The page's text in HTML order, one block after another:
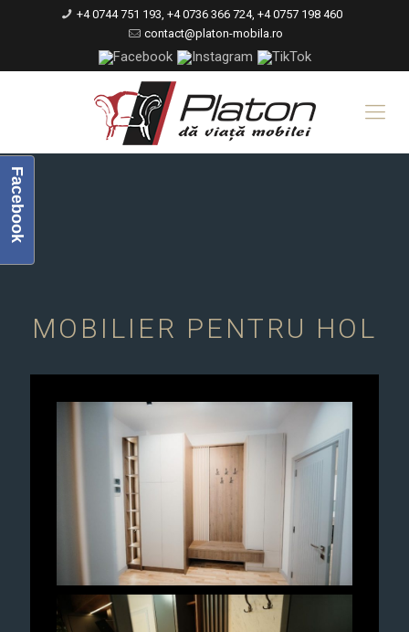
+4 0744 751 193, +4 0736 366 724, +4 0757 198 460
contact@platon-mobila.ro
MOBILIER PENTRU HOL
Facebook